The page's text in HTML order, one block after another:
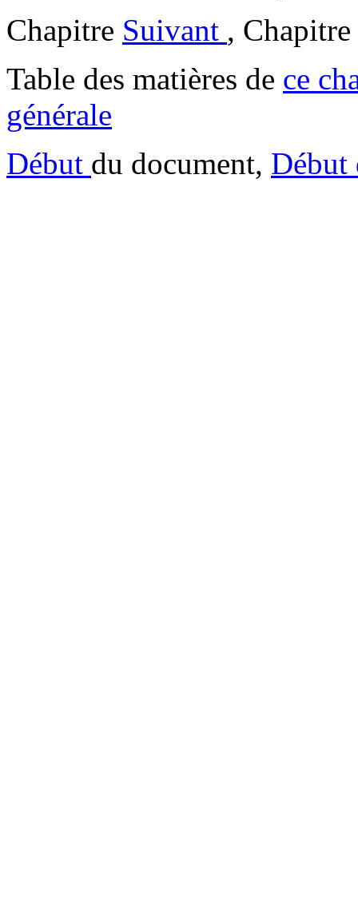
Chapitre Suivant , Chapitre
Table des matières de ce
générale
Début du document, Début